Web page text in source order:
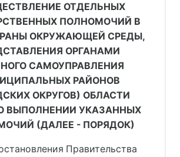
ОТДЕЛЬНЫХ
ПОЛНОМОЧИЙ В
ОКРУЖАЮЩЕЙ СРЕДЫ,
ОРГАНАМИ
САМОУПРАВЛЕНИЯ
РАЙОНОВ
ОКРУГОВ) ОБЛАСТИ
ВЫПОЛНЕНИИ УКАЗАННЫХ
(ДАЛЕЕ - ПОРЯДОК)
Правительства